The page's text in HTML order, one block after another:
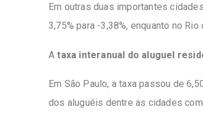
Em outras duas importantes
3,75% para -3,38%, enquanto no
Ataxa interanual do aluguel
Em São Paulo, a taxa passou de
dos aluguéis dentre as cidades